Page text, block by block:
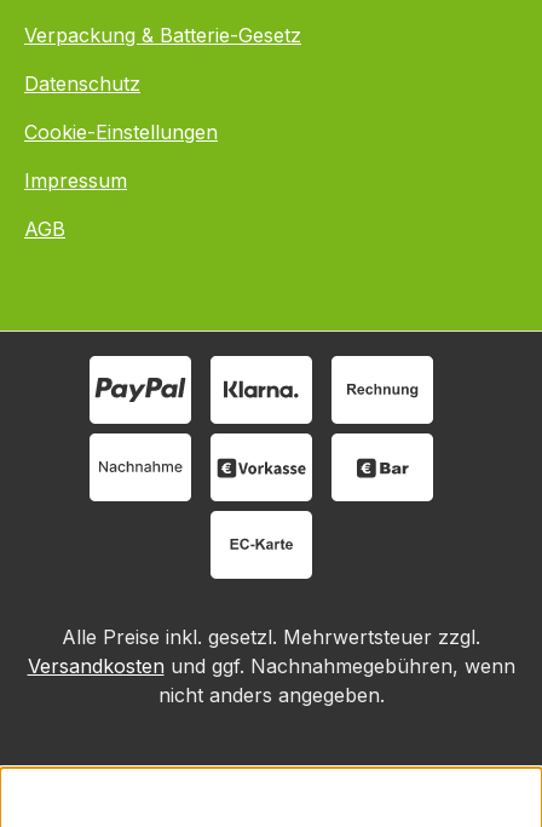
Verpackung & Batterie-Gesetz
Datenschutz
Cookie-Einstellungen
Impressum
AGB
Alle Preise inkl. gesetzl. Mehrwertsteuer zzgl.
Versandkosten und ggf. Nachnahmegebühren, wenn
nicht anders angegeben.